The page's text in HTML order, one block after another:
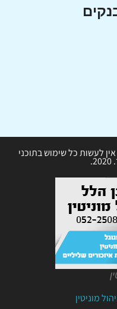
לעשות כל שימוש בתוכני
מוניטין